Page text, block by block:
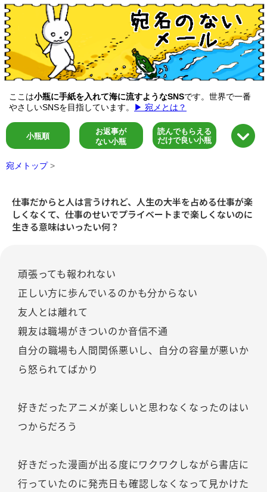
ここは小瓶に手紙を入れて海に流すようなSNSです。世界で一番
やさしいSNSを目指しています。
▶ 宛メとは？
小瓶順
お返事が
ない小瓶
読んでもらえる
だけで良い小瓶
宛メトップ >
仕事だからと人は言うけれど、人生の大半を占める仕事が楽
しくなくて、仕事のせいでプライベートまで楽しくないのに
生きる意味はいったい何？
頑張っても報われない
正しい方に歩んでいるのかも分からない
友人とは離れて
親友は職場がきついのか音信不通
自分の職場も人間関係悪いし、自分の容量が悪いか
ら怒られてばかり
好きだったアニメが楽しいと思わなくなったのはい
つからだろう
好きだった漫画が出る度にワクワクしながら書店に
行っていたのに発売日も確認しなくなって見かけた